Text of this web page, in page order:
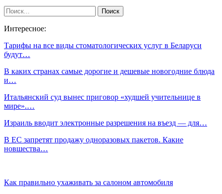
Интересное:
Тарифы на все виды стоматологических услуг в Беларуси
будут…
В каких странах самые дорогие и дешевые новогодние блюда
и…
Итальянский суд вынес приговор «худшей учительнице в
мире».…
Израиль вводит электронные разрешения на въезд — для…
В ЕС запретят продажу одноразовых пакетов. Какие
новшества…
Как правильно ухаживать за салоном автомобиля